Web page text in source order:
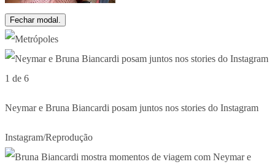
Fechar modal.
1 de 6
Neymar e Bruna Biancardi posam juntos nos stories do Instagram
Instagram/Reprodução